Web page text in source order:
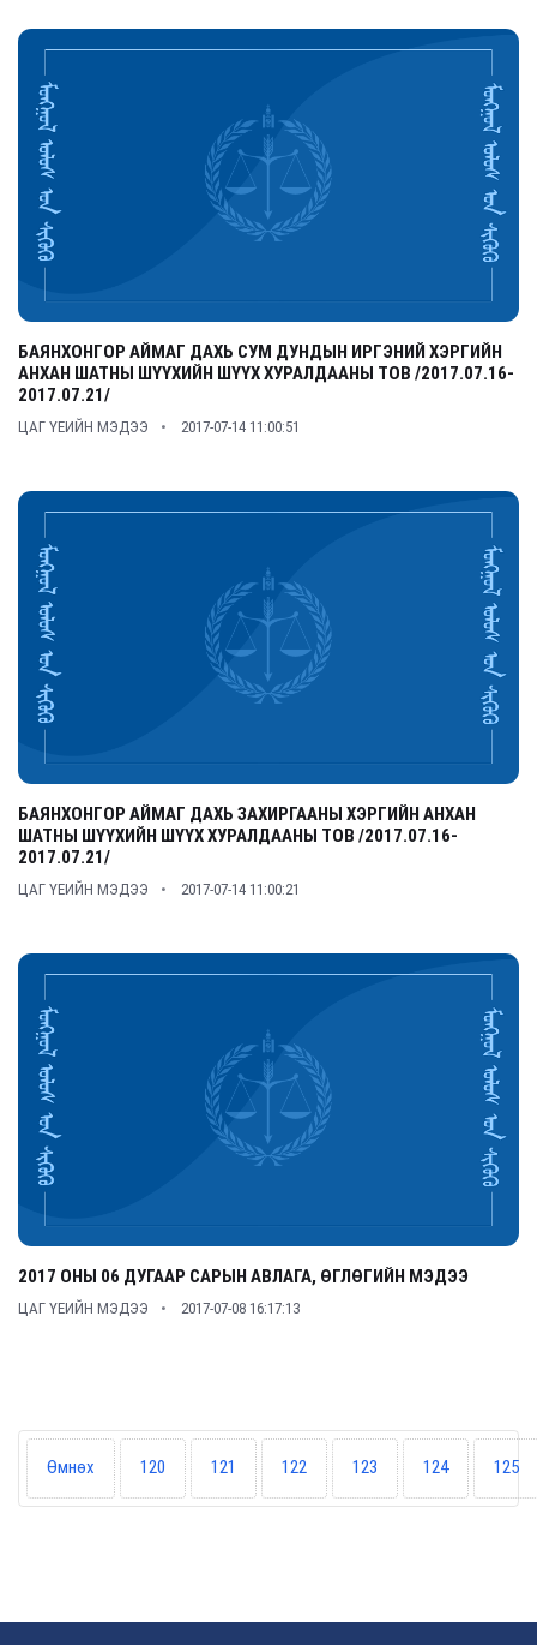
БАЯНХОНГОР АЙМАГ ДАХЬ СУМ ДУНДЫН ИРГЭНИЙ ХЭРГИЙН
АНХАН ШАТНЫ ШҮҮХИЙН ШҮҮХ ХУРАЛДААНЫ ТОВ /2017.07.16-
2017.07.21/
ЦАГ ҮЕИЙН МЭДЭЭ 2017-07-14 11:00:51
БАЯНХОНГОР АЙМАГ ДАХЬ ЗАХИРГААНЫ ХЭРГИЙН АНХАН
ШАТНЫ ШҮҮХИЙН ШҮҮХ ХУРАЛДААНЫ ТОВ /2017.07.16-
2017.07.21/
ЦАГ ҮЕИЙН МЭДЭЭ 2017-07-14 11:00:21
2017 ОНЫ 06 ДУГААР САРЫН АВЛАГА, ӨГЛӨГИЙН МЭДЭЭ
ЦАГ ҮЕИЙН МЭДЭЭ 2017-07-08 16:17:13
Өмнөх 120 121 122 123 124 125